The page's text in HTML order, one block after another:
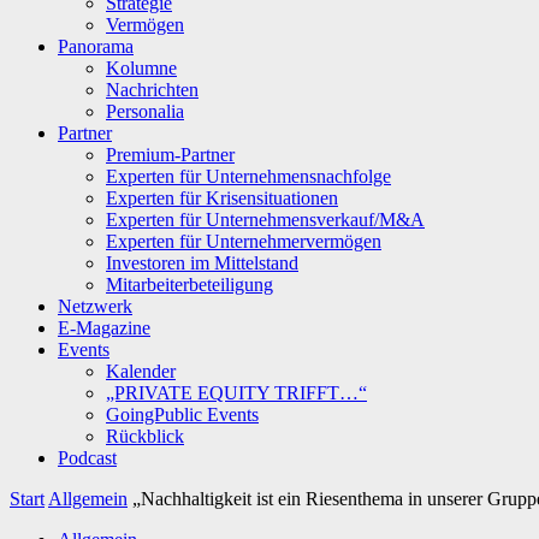
Vermögen
Panorama
Kolumne
Nachrichten
Personalia
Partner
Premium-Partner
Experten für Unternehmensnachfolge
Experten für Krisensituationen
Experten für Unternehmensverkauf/M&A
Experten für Unternehmervermögen
Investoren im Mittelstand
Mitarbeiterbeteiligung
Netzwerk
E-Magazine
Events
Kalender
„PRIVATE EQUITY TRIFFT…“
GoingPublic Events
Rückblick
Podcast
Start Allgemein „Nachhaltigkeit ist ein Riesenthema in unserer